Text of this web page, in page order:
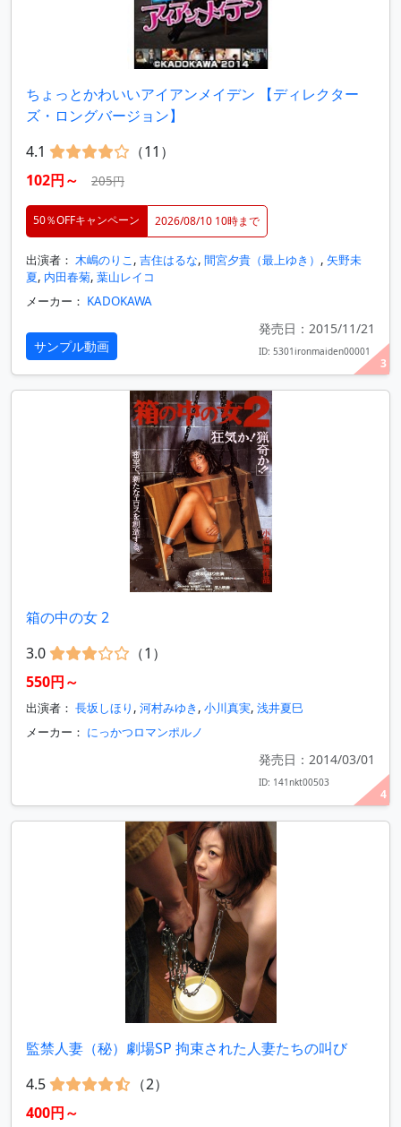
3
ちょっとかわいいアイアンメイデン 【ディレクター
ズ・ロングバージョン】
4.1
（11）
102円～
205円
50％OFFキャンペーン 2026/08/10 10時まで
出演者： 木嶋のりこ, 吉住はるな, 間宮夕貴（最上ゆき） , 矢野未
夏, 内田春菊, 葉山レイコ
メーカー： KADOKAWA
サンプル動画
発売日：2015/11/21
ID: 5301ironmaiden00001
4
箱の中の女 2
3.0
（1）
550円～
出演者： 長坂しほり , 河村みゆき , 小川真実, 浅井夏巳
メーカー： にっかつロマンポルノ
発売日：2014/03/01
ID: 141nkt00503
監禁人妻（秘）劇場SP 拘束された人妻たちの叫び
4.5
（2）
400円～